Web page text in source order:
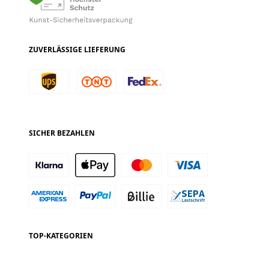
ZUVERLÄSSIGE LIEFERUNG
SICHER BEZAHLEN
TOP-KATEGORIEN